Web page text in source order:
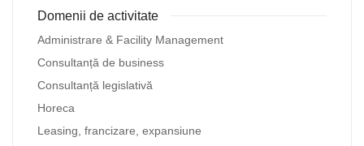
Domenii de activitate
Administrare & Facility Management
Consultanță de business
Consultanță legislativă
Horeca
Leasing, francizare, expansiune